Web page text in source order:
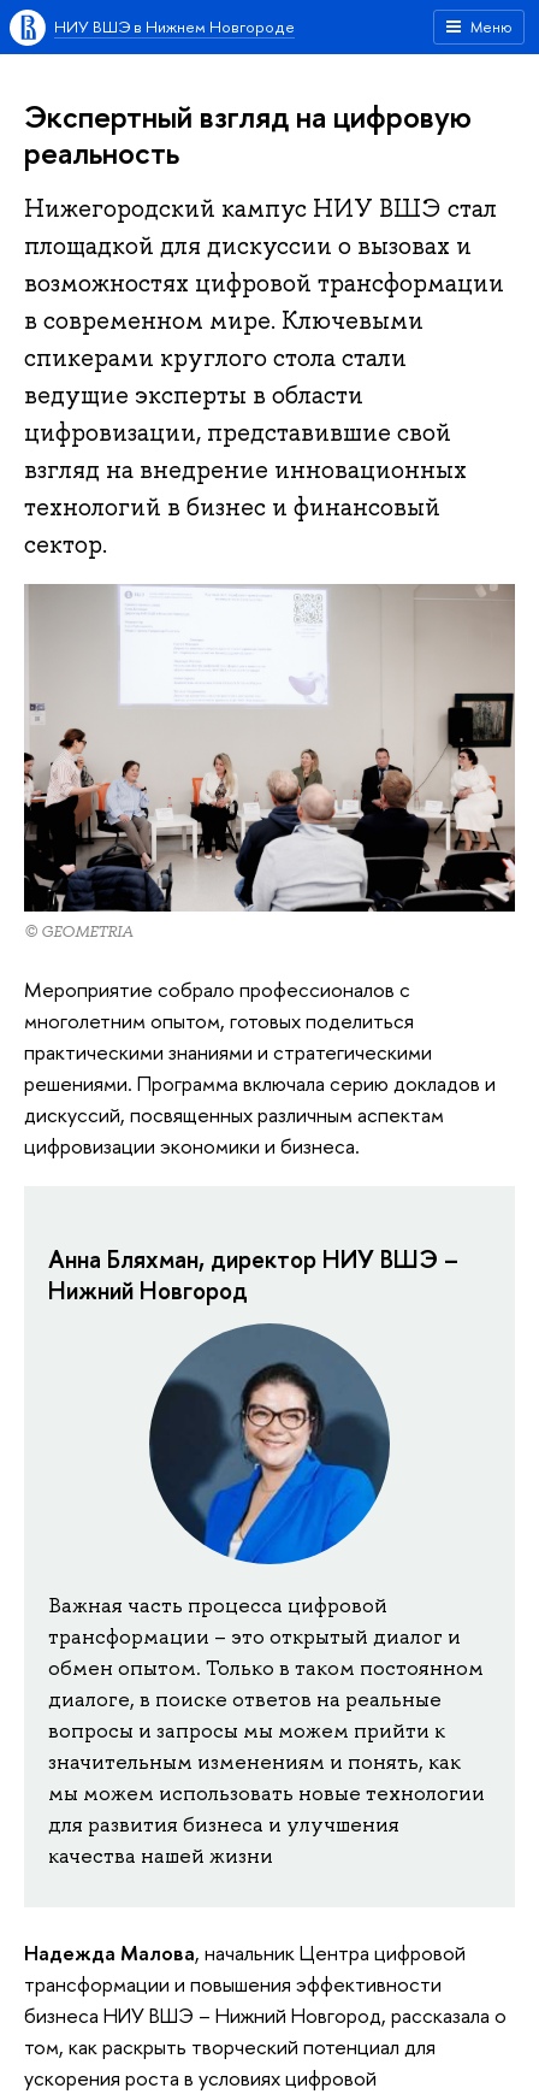
Меню
НИУ ВШЭ в Нижнем Новгороде
Экспертный взгляд на цифровую
реальность
Нижегородский кампус НИУ ВШЭ стал
площадкой для дискуссии о вызовах и
возможностях цифровой трансформации
в современном мире. Ключевыми
спикерами круглого стола стали
ведущие эксперты в области
цифровизации, представившие свой
взгляд на внедрение инновационных
технологий в бизнес и финансовый
сектор.
© GEOMETRIA
Мероприятие собрало профессионалов с
многолетним опытом, готовых поделиться
практическими знаниями и стратегическими
решениями. Программа включала серию докладов и
дискуссий, посвященных различным аспектам
цифровизации экономики и бизнеса.
Анна Бляхман, директор НИУ ВШЭ –
Нижний Новгород
Важная часть процесса цифровой
трансформации – это открытый диалог и
обмен опытом. Только в таком постоянном
диалоге, в поиске ответов на реальные
вопросы и запросы мы можем прийти к
значительным изменениям и понять, как
мы можем использовать новые технологии
для развития бизнеса и улучшения
качества нашей жизни
Надежда Малова, начальник Центра цифровой
трансформации и повышения эффективности
бизнеса НИУ ВШЭ – Нижний Новгород, рассказала о
том, как раскрыть творческий потенциал для
ускорения роста в условиях цифровой